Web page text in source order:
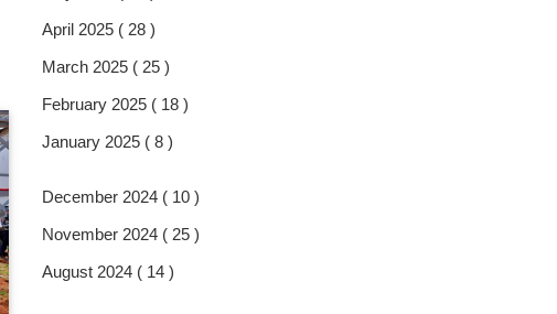
April 2025 ( 28 )
March 2025 ( 25 )
February 2025 ( 18 )
January 2025 ( 8 )
December 2024 ( 10 )
November 2024 ( 25 )
August 2024 ( 14 )